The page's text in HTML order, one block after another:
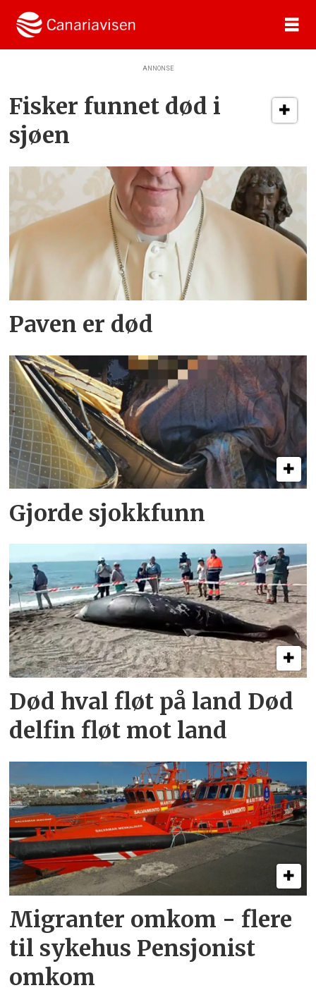
død
ANNONSE
Fisker funnet død i
sjøen
Paven er død
Gjorde sjokkfunn
Død hval fløt på land Død
delfin fløt mot land
Migranter omkom - flere
til sykehus Pensjonist
omkom